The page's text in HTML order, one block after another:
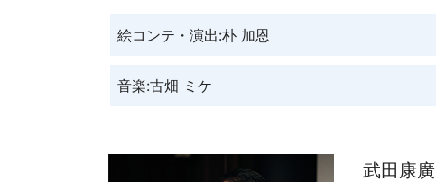
絵コンテ・演出:朴 加恩
音楽:古畑 ミケ
武田康廣